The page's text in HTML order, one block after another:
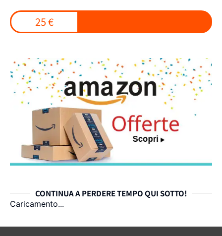
25 €
CONTINUA A PERDERE TEMPO QUI SOTTO!
Caricamento...